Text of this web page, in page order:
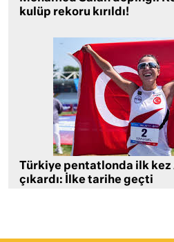
kulüp rekoru kırıldı!
Türkiye pentatlonda ilk
çıkardı: İlke tarihe geçti